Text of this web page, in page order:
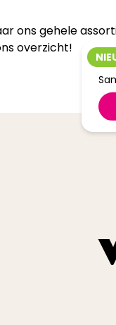
ons gehele
overzicht!